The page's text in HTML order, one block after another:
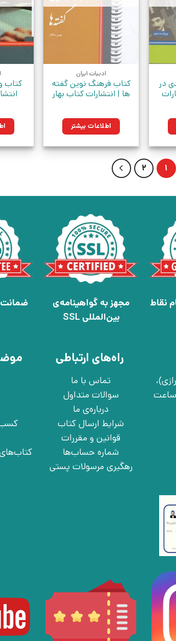
در
ادبیات ایران
کتاب فرهنگ نوین گفته
ها | انتشارات کتاب بهار
اطلاعات بیشتر
کتاب
1
2
نقاط
مجهز به گواهینامه‌ی
بین‌المللی SSL
ضمانت
و خ فخر رازی)،
ساعت
راه‌های ارتباطی
تماس با ما
سوالات متداول
درباره‌ی ما
شرایط ارسال کتاب
قوانین و مقررات
شماره حساب‌ها
رهگیری مرسولات پستی